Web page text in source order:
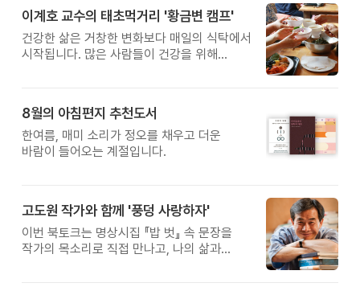
이계호 교수의 태초먹거리 '황금변 캠프'
건강한 삶은 거창한 변화보다 매일의 식탁에서
시작됩니다. 많은 사람들이 건강을 위해
받은 이계호 교수와 함께하는 태초먹거리
황금변 캠프
8월의 아침편지 추천도서
한여름, 매미 소리가 정오를 채우고 더운
바람이 들어오는 계절입니다.
고도원 작가와 함께 '풍덩 사랑하자'
이번 북토크는 명상시집 『밥 벗』 속 문장을
작가의 목소리로 직접 만나고, 나의 삶과